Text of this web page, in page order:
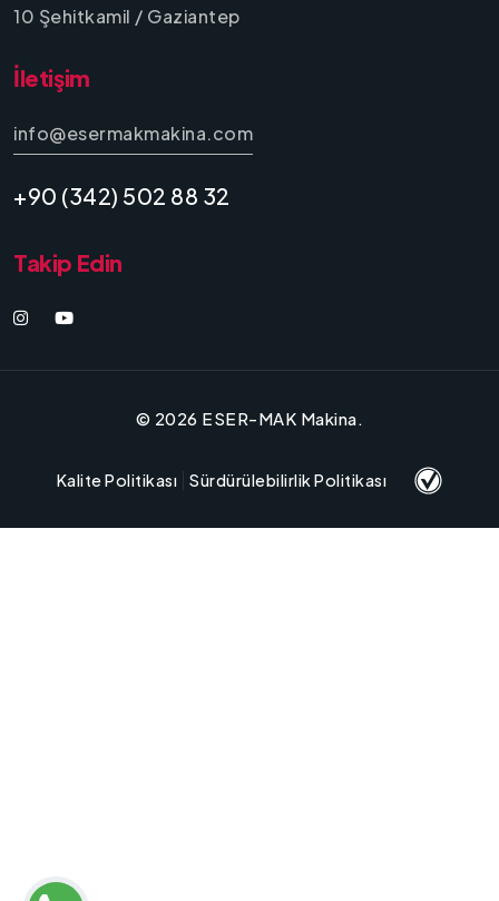
10 Şehitkamil / Gaziantep
İletişim
info@esermakmakina.com
+90 (342) 502 88 32
Takip Edin
© 2026 ESER-MAK Makina.
Kalite Politikası Sürdürülebilirlik Politikası